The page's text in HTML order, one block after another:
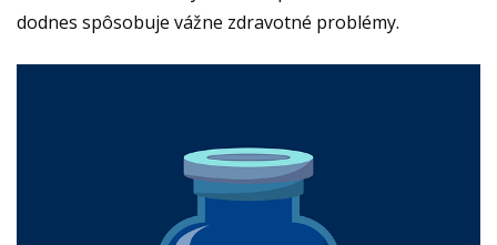
dodnes spôsobuje vážne zdravotné problémy.